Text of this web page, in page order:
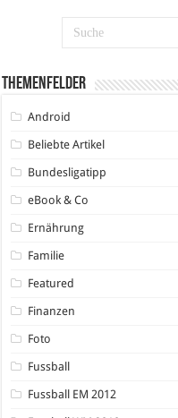
Themenfelder
Android
Beliebte Artikel
Bundesligatipp
eBook & Co
Ernährung
Familie
Featured
Finanzen
Foto
Fussball
Fussball EM 2012